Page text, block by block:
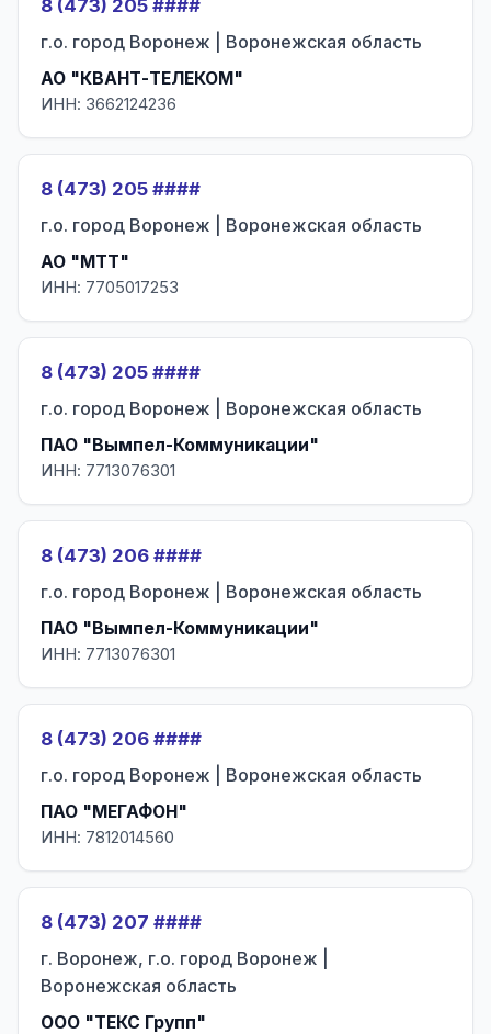
8 (473) 205 ####
г.о. город Воронеж | Воронежская область
АО "КВАНТ-ТЕЛЕКОМ"
ИНН: 3662124236
8 (473) 205 ####
г.о. город Воронеж | Воронежская область
АО "МТТ"
ИНН: 7705017253
8 (473) 205 ####
г.о. город Воронеж | Воронежская область
ПАО "Вымпел-Коммуникации"
ИНН: 7713076301
8 (473) 206 ####
г.о. город Воронеж | Воронежская область
ПАО "Вымпел-Коммуникации"
ИНН: 7713076301
8 (473) 206 ####
г.о. город Воронеж | Воронежская область
ПАО "МЕГАФОН"
ИНН: 7812014560
8 (473) 207 ####
г. Воронеж, г.о. город Воронеж |
Воронежская область
ООО "ТЕКС Групп"